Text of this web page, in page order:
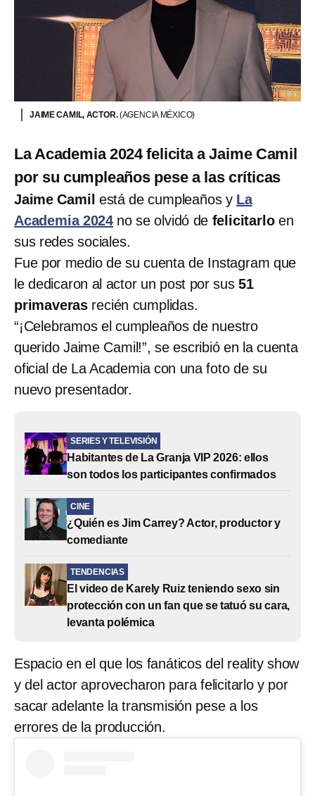
JAIME CAMIL, ACTOR.(AGENCIA MÉXICO)
La Academia 2024 felicita a Jaime Camil
por su cumpleaños pese a las críticas
Jaime Camil está de cumpleaños y La
Academia 2024 no se olvidó de felicitarlo en
sus redes sociales.
Fue por medio de su cuenta de Instagram que
le dedicaron al actor un post por sus51
primaveras recién cumplidas.
“¡Celebramos el cumpleaños de nuestro
querido Jaime Camil!”, se escribió en la cuenta
oficial de La Academia con una foto de su
nuevo presentador.
SERIES Y TELEVISIÓN
Habitantes de La Granja VIP 2026: ellos
son todos los participantes confirmados
CINE
¿Quién es Jim Carrey? Actor, productor y
comediante
TENDENCIAS
El video de Karely Ruiz teniendo sexo sin
protección con un fan que se tatuó su cara,
levanta polémica
Espacio en el que los fanáticos del reality show
y del actor aprovecharon para felicitarlo y por
sacar adelante la transmisión pese a los
errores de la producción.